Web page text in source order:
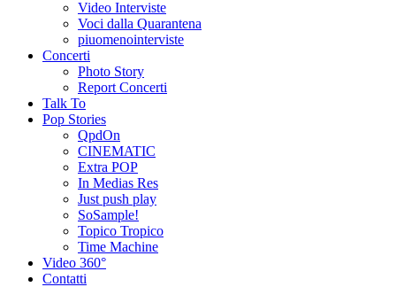
Video Interviste
Voci dalla Quarantena
piuomenointerviste
Concerti
Photo Story
Report Concerti
Talk To
Pop Stories
QpdOn
CINEMATIC
Extra POP
In Medias Res
Just push play
SoSample!
Topico Tropico
Time Machine
Video 360°
Contatti